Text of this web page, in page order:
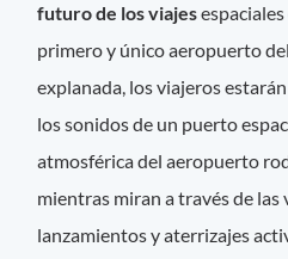
futuro de los viajes
primero y único aeropuerto
explanada, los viajeros
los sonidos de un puerto
atmosférica del aeropuerto
mientras miran a través de las
lanzamientos y aterrizajes